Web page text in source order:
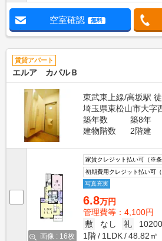
空室確認 無料
賃貸アパート
エルア カパルＢ
東武東上線/高坂駅
埼玉県東松山市大字
築年数
築8年
建物階数
2階建
画像 : 16枚
家賃クレジット払い可（※条
初期費用クレジット払い可
写真充実
6.8万円
管理費等：4,100円
敷
なし 礼
1階
1LDK 48.82㎡